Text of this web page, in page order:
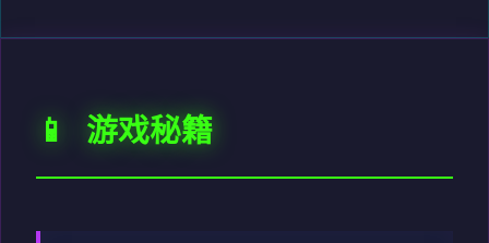
📱 游戏秘籍